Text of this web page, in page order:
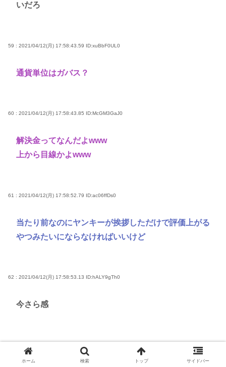
いだろ
59 : 2021/04/12(月) 17:58:43.59 ID:xuBbF0UL0
通貨単位はガバス？
60 : 2021/04/12(月) 17:58:43.85 ID:McGM3GaJ0
解決金ってなんだよwww
上から目線かよwww
61 : 2021/04/12(月) 17:58:52.79 ID:ac06ffDs0
当たり前なのにヤンキーが挨拶しただけで評価上がる
やつみたいにならなければいいけど
62 : 2021/04/12(月) 17:58:53.13 ID:hALY9gTh0
今さら感
ホーム 検索 トップ サイドバー